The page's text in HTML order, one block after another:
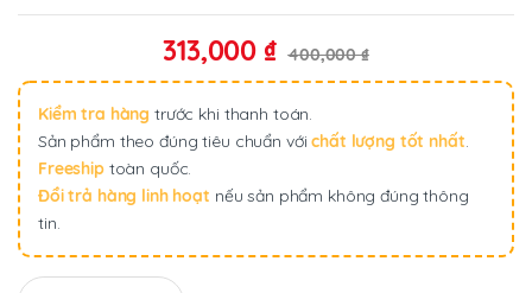
313,000 ₫ 400,000₫
Kiểm tra hàng trước khi thanh toán.
Sản phẩm theo đúng tiêu chuẩn vớichất lượng tốt nhất.
Freeshiptoàn quốc.
Đổi trả hàng linh hoạt nếu sản phẩm không đúng thông
tin.
Q